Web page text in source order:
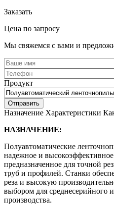
Заказать
Цена по запросу
Мы свяжемся с вами и
Продукт
Назначение Характеристики
НАЗНАЧЕНИЕ:
Полуавтоматические
надежное и
предназначенное для точной
труб и профилей. Станки
реза и высокую
выбором для среднесерийного
производства.